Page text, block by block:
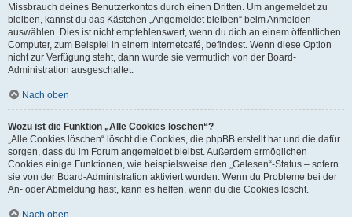
Missbrauch deines Benutzerkontos durch einen Dritten. Um angemeldet zu
bleiben, kannst du das Kästchen „Angemeldet bleiben“ beim Anmelden
auswählen. Dies ist nicht empfehlenswert, wenn du dich an einem öffentlichen
Computer, zum Beispiel in einem Internetcafé, befindest. Wenn diese Option
nicht zur Verfügung steht, dann wurde sie vermutlich von der Board-
Administration ausgeschaltet.
Nach oben
Wozu ist die Funktion „Alle Cookies löschen“?
„Alle Cookies löschen“ löscht die Cookies, die phpBB erstellt hat und die dafür
sorgen, dass du im Forum angemeldet bleibst. Außerdem ermöglichen
Cookies einige Funktionen, wie beispielsweise den „Gelesen“-Status – sofern
sie von der Board-Administration aktiviert wurden. Wenn du Probleme bei der
An- oder Abmeldung hast, kann es helfen, wenn du die Cookies löscht.
Nach oben